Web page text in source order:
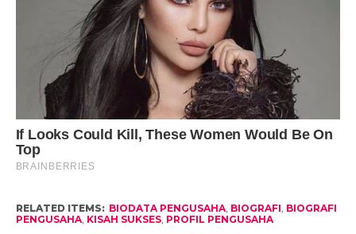
RELATED ITEMS: BIODATA PENGUSAHA, BIOGRAFI, BIOGRAFI
PENGUSAHA, KISAH SUKSES, PROFIL PENGUSAHA